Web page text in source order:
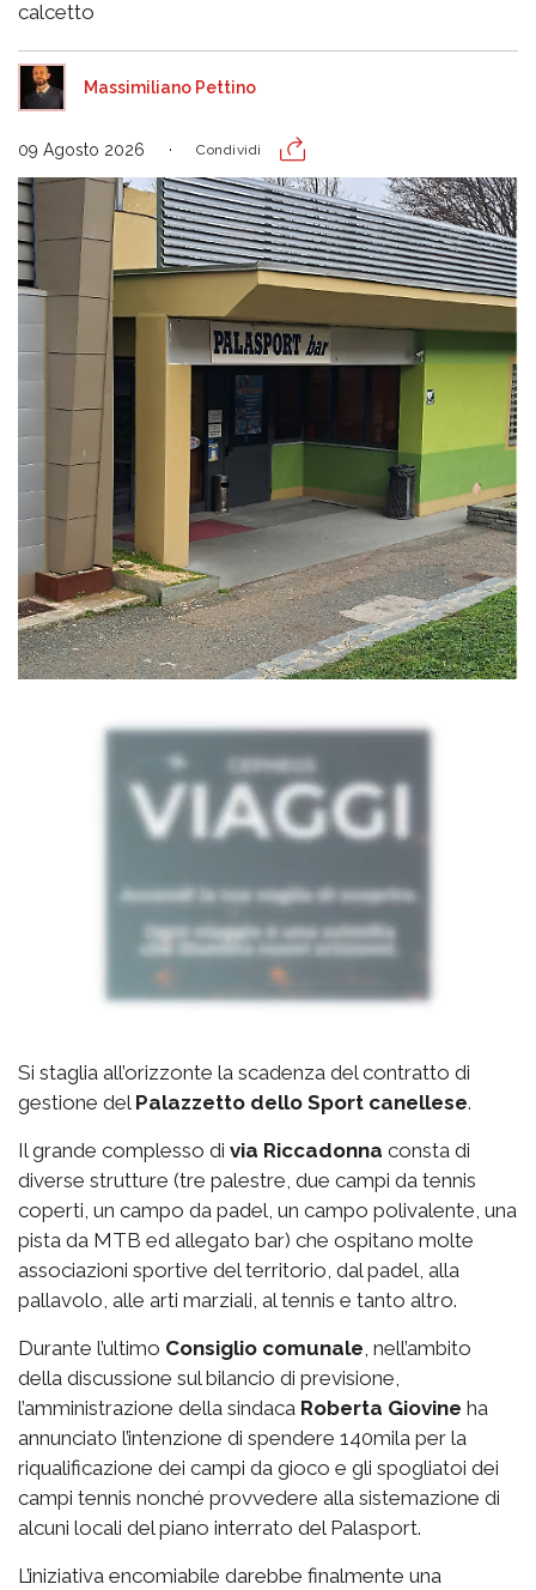
calcetto
Massimiliano Pettino
09 Agosto 2026 Condividi
Si staglia all’orizzonte la scadenza del contratto di
gestione del Palazzetto dello Sport canellese.
Il grande complesso di via Riccadonna consta di
diverse strutture (tre palestre, due campi da tennis
coperti, un campo da padel, un campo polivalente, una
pista da MTB ed allegato bar) che ospitano molte
associazioni sportive del territorio, dal padel, alla
pallavolo, alle arti marziali, al tennis e tanto altro.
Durante l’ultimo Consiglio comunale, nell’ambito
della discussione sul bilancio di previsione,
l’amministrazione della sindaca Roberta Giovine ha
annunciato l’intenzione di spendere 140mila per la
riqualificazione dei campi da gioco e gli spogliatoi dei
campi tennis nonché provvedere alla sistemazione di
alcuni locali del piano interrato del Palasport.
L’iniziativa encomiabile darebbe finalmente una